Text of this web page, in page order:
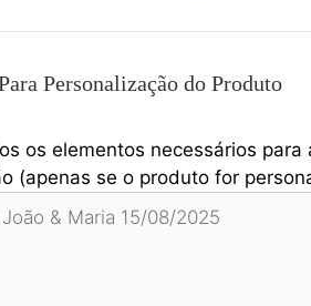
Personalização do Produto
os elementos necessários para
(apenas se o produto for